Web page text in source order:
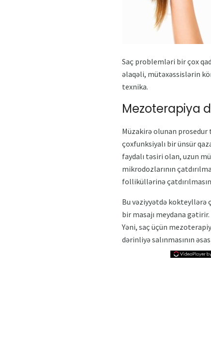
Saç problemləri bir çox
əlaqəli, mütəxəssislərin
texnika.
Mezoterapiya
Müzakirə olunan
çoxfunksiyalı bir ünsür
faydalı təsiri olan, uzun
mikrodozlarının
folliküllərinə
Bu vəziyyətdə kokteyllərə
bir masajı meydana
Yəni, saç üçün
dərinliyə salınmasının